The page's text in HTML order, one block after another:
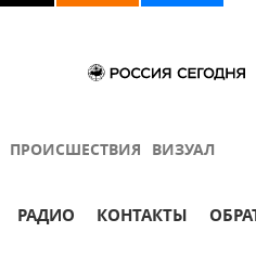
ПРОИСШЕСТВИЯ ВИЗУАЛ
РАДИО КОНТАКТЫ